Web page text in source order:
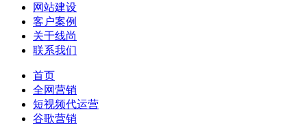
网站建设
客户案例
关于线尚
联系我们
首页
全网营销
短视频代运营
谷歌营销